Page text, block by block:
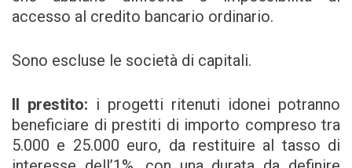
accesso al credito bancario ordinario.
Sono escluse le società di capitali.
Il prestito: i progetti ritenuti idonei potranno
beneficiare di prestiti di importo compreso tra
5.000 e 25.000 euro, da restituire al tasso di